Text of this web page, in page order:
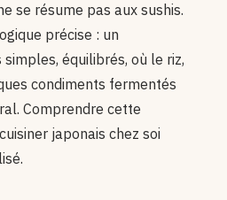
se résume pas aux sushis.
précise : un
équilibrés, où le riz,
condiments fermentés
Comprendre cette
japonais chez soi